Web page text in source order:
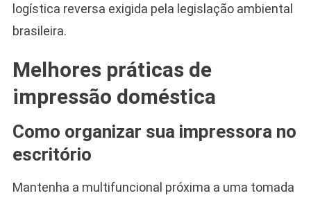
logística reversa exigida pela legislação ambiental
brasileira.
Melhores práticas de
impressão doméstica
Como organizar sua impressora no
escritório
Mantenha a multifuncional próxima a uma tomada